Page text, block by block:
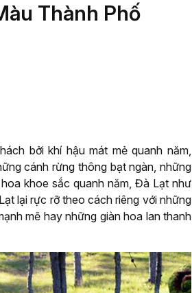
Thành Phố
bởi khí hậu mát mẻ quanh năm,
cánh rừng thông bạt ngàn, những
khoe sắc quanh năm, Đà Lạt như
lại rực rỡ theo cách riêng với những
mẽ hay những giàn hoa lan thanh